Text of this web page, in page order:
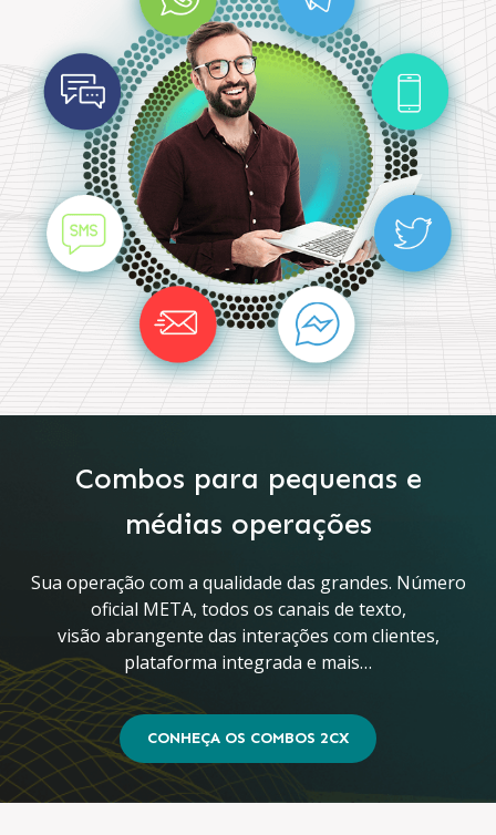
Combos para pequenas e
médias operações
Sua operação com a qualidade das grandes. Número
oficial META, todos os canais de texto,
visão abrangente das interações com clientes,
plataforma integrada e mais…
CONHEÇA OS COMBOS 2CX